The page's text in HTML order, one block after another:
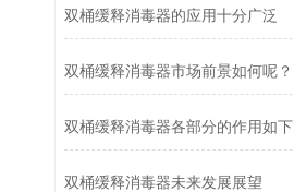
双桶缓释消毒器的应用十分广泛
双桶缓释消毒器市场前景如何呢？
双桶缓释消毒器各部分的作用如下
双桶缓释消毒器未来发展展望